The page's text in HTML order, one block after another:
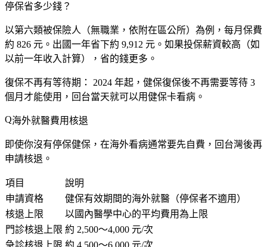
停保省多少錢？
以第六類被保險人（無職業，依附在區公所）為例，每月保費
約 826 元。出國一年省下約 9,912 元。如果投保薪資較高（如
以前一年收入計算），省的錢更多。
復保不再有等待期：
2024 年起，健保復保後不再需要等待 3
個月才能使用，回台當天就可以用健保卡看病。
海外就醫費用核退
即使你沒有停保健保，在海外看病通常要先自費，回台灣後再
申請核退。
項目
說明
申請資格
健保有效期間的海外就醫（停保者不適用）
核退上限
以國內醫學中心的平均費用為上限
門診核退上限 約 2,500～4,000 元/次
急診核退上限 約 4,500～6,000 元/次